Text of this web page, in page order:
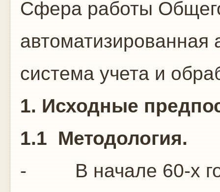
Сфера работы
автоматизированная
система учета и
1. Исходные
1.1 Методология.
- В начале 60-х